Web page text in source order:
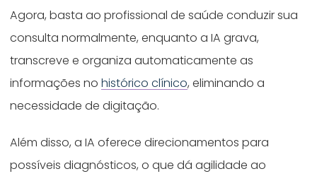
Agora, basta ao profissional de saúde conduzir sua
consulta normalmente, enquanto a IA grava,
transcreve e organiza automaticamente as
informações nohistórico clínico, eliminando a
necessidade de digitação.
Além disso, a IA oferece direcionamentos para
possíveis diagnósticos, o que dá agilidade ao